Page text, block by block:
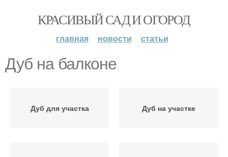
КРАСИВЫЙ САД И ОГОРОД
главная новости статьи
Дуб на балконе
Дуб для участка Дуб на участке